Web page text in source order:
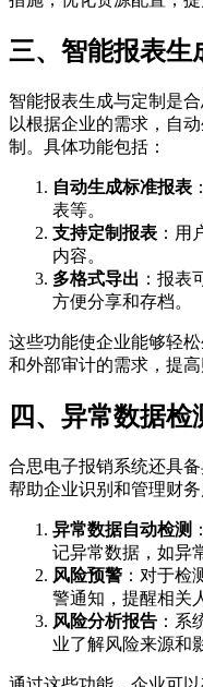
三、智能报表生
智能报表生成与定制是
以根据企业的需求，自
制。具体功能包括：
自动生成标准报表
表等。
支持定制报表 ：用
内容。
多格式导出 ：报表
方便分享和存档。
这些功能使企业能够轻
和外部审计的需求，提
四、异常数据检
合思电子报销系统还具
帮助企业识别和管理财
异常数据自动检测
记异常数据，如异
风险预警 ：对于检
警通知，提醒相关
风险分析报告 ：系
业了解风险来源和